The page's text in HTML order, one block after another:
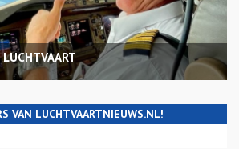
LUCHTVAART
VAN LUCHTVAARTNIEUWS.NL!